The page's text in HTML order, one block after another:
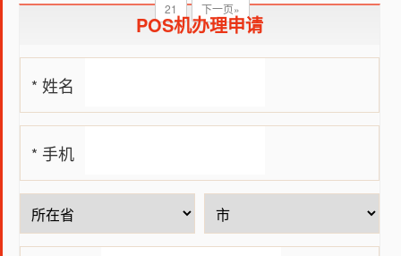
21 下一页»
POS机办理申请
* 姓名
* 手机
号